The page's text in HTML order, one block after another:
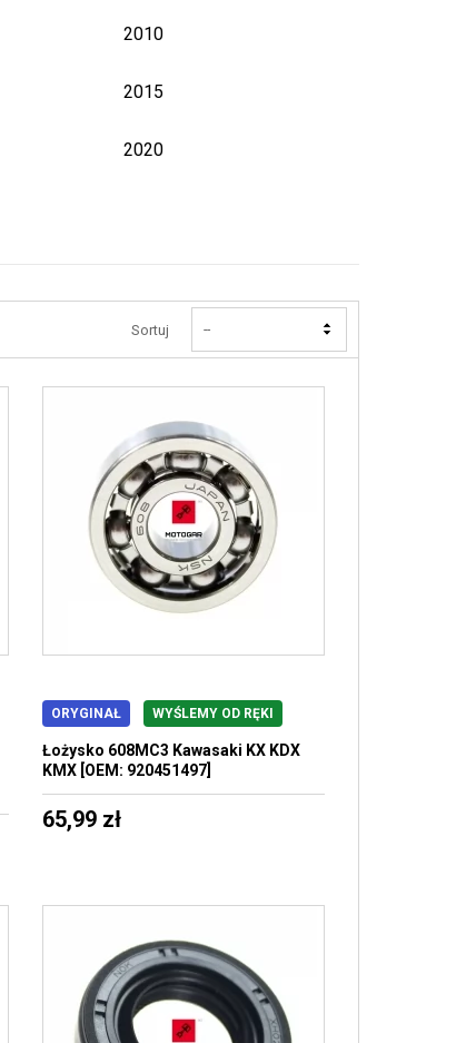
2010
2015
2020
Sortuj --
ORYGINAŁ WYŚLEMY OD RĘKI
Łożysko 608MC3 Kawasaki KX KDX
KMX [OEM: 920451497]
65,99 zł